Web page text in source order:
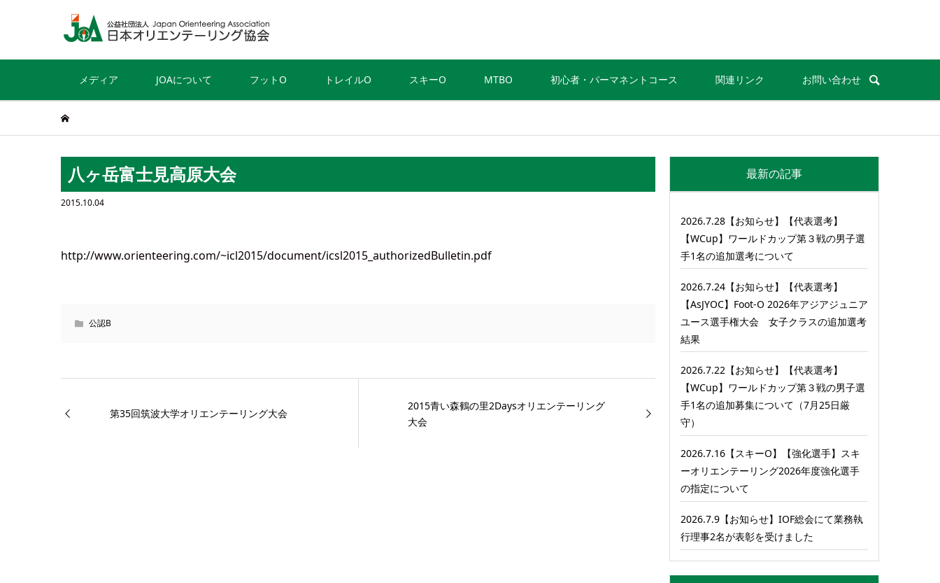
メディア JOAについて フットO トレイルO スキーO MTBO 初心者・パーマネントコース 関連リンク お問い合わせ
八ヶ岳富士見高原大会
2015.10.04
http://www.orienteering.com/~icl2015/document/icsl2015_authorizedBulletin.pdf
公認B
第35回筑波大学オリエンテーリング大会
2015青い森鶴の里2Daysオリエンテーリング
大会
最新の記事
2026.7.28【お知らせ】【代表選考】
【WCup】ワールドカップ第３戦の男子選
手1名の追加選考について
2026.7.24【お知らせ】【代表選考】
【AsJYOC】Foot-O 2026年アジアジュニア
ユース選手権大会 女子クラスの追加選考
結果
2026.7.22【お知らせ】【代表選考】
【WCup】ワールドカップ第３戦の男子選
手1名の追加募集について（7月25日厳
守）
2026.7.16【スキーO】【強化選手】スキ
ーオリエンテーリング2026年度強化選手
の指定について
2026.7.9【お知らせ】IOF総会にて業務執
行理事2名が表彰を受けました